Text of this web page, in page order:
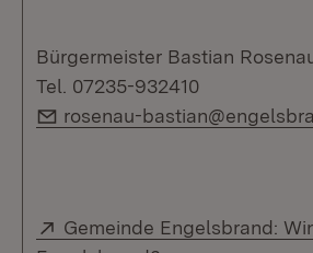
Bürgermeister Bastian
Tel. 07235-932410
E-Mail:
rosenau-
Extern:
Gemeinde Engelsbrand: